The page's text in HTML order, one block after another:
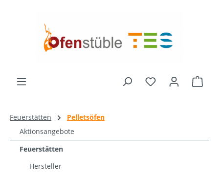
Feuerstätten
Pelletsöfen
Aktionsangebote
Feuerstätten
Hersteller